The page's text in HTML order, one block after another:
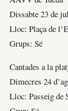
Dissabte 23 de
Lloc: Plaça de
Grups: Sé
Cantades a la
Dimecres 24
Lloc: Passeig de